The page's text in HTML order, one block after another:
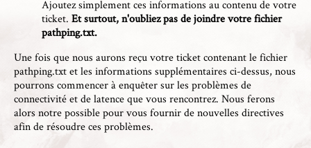
Ajoutez simplement ces informations au contenu de votre
ticket. Et surtout, n'oubliez pas de joindre votre fichier
pathping.txt.
Une fois que nous aurons reçu votre ticket contenant le fichier
pathping.txt et les informations supplémentaires ci-dessus, nous
pourrons commencer à enquêter sur les problèmes de
connectivité et de latence que vous rencontrez. Nous ferons
alors notre possible pour vous fournir de nouvelles directives
afin de résoudre ces problèmes.